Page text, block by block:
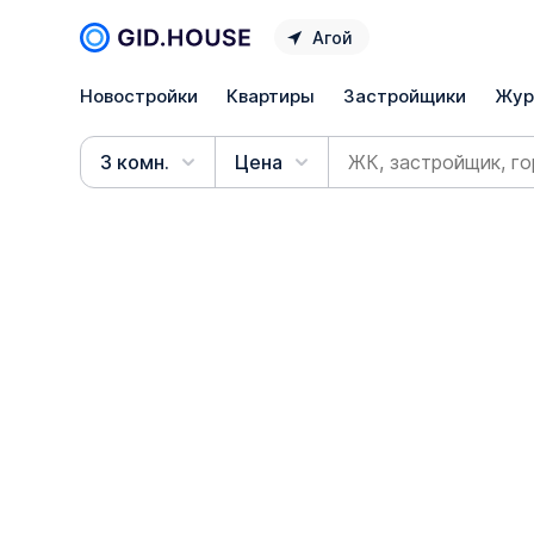
Агой
Новостройки Квартиры Застройщики
3 комн. Цена